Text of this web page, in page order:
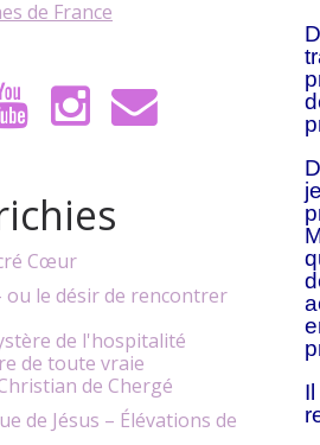
de France
Cœur
le désir de rencontrer
de l'hospitalité
de toute vraie
de Chergé
de Jésus – Élévations de